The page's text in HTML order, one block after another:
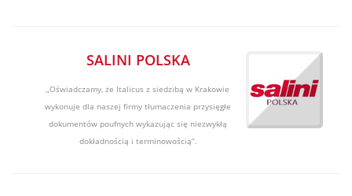
SALINI POLSKA
„Oświadczamy, że Italicus z siedzibą w Krakowie
wykonuje dla naszej firmy tłumaczenia przysięgłe
dokumentów poufnych wykazując się niezwykłą
dokładnością i terminowością”.